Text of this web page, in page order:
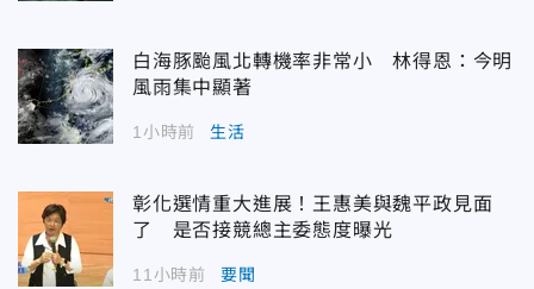
白海豚颱風北轉機率非常小 林得恩：今明
風雨集中顯著
1小時前 生活
彰化選情重大進展！王惠美與魏平政見面
了 是否接競總主委態度曝光
11小時前 要聞